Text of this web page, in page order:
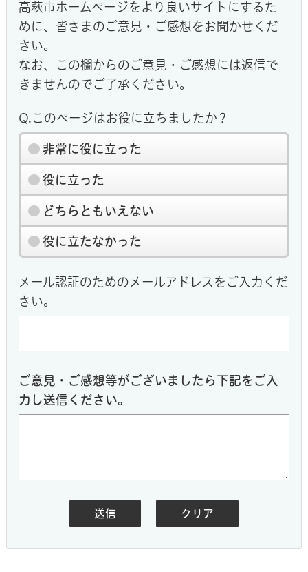
高萩市ホームページをより良いサイトにするた
めに、皆さまのご意見・ご感想をお聞かせくだ
さい。
なお、この欄からのご意見・ご感想には返信で
きませんのでご了承ください。
Q.このページはお役に立ちましたか？
非常に役に立った
役に立った
どちらともいえない
役に立たなかった
メール認証のためのメールアドレスをご入力くだ
さい。
ご意見・ご感想等がございましたら下記をご入
力し送信ください。